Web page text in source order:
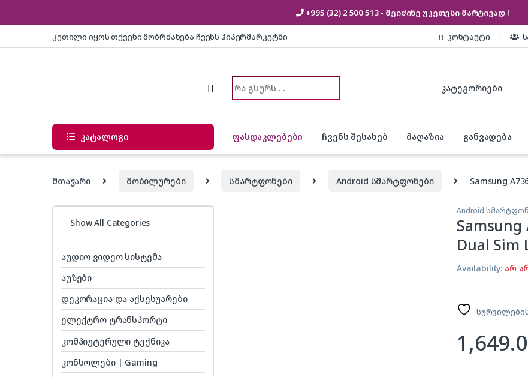
+995 (32) 2 500 513 - შეიძინე უკეთესი მარტივად !
კეთილი იყოს თქვენი მობრძანება ჩვენს ჰიპერმარკეტში კონტაქტი
Search for:
კატალოგი ფასდაკლებები ჩვენს შესახებ მაღაზია განვადება
მთავარი მობილურები სმარტფონები Android სმარტფონები Samsung
Android
Samsung
Dual Sim
Availability: არ
1,649.0
Show All Categories
აუდიო ვიდეო სისტემა
აუზები
დეკორაცია და აქსესუარები
ელექტრო ტრანსპორტი
კომპიუტერული ტექნიკა
კონსოლები | Gaming